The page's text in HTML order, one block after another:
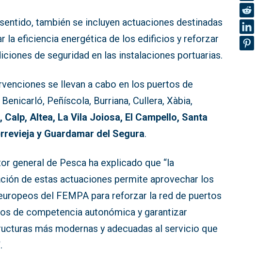
también se incluyen actuaciones destinadas
la eficiencia energética de los edificios y reforzar
de seguridad en las instalaciones portuarias.
se llevan a cabo en los puertos de
Peñíscola, Burriana, Cullera, Xàbia,
Calp, Altea, La Vila Joiosa, El Campello, Santa
y Guardamar del Segura.
general de Pesca ha explicado que “la
de estas actuaciones permite aprovechar los
del FEMPA para reforzar la red de puertos
de competencia autonómica y garantizar
más modernas y adecuadas al servicio que